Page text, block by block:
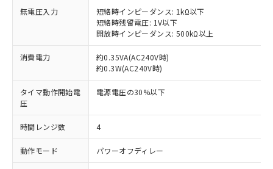
無電圧入力
短絡時インピーダンス: 1kΩ以下
短絡時残留電圧: 1V以下
開放時インピーダンス: 500kΩ以上
消費電力
約0.35VA(AC240V時)
約0.3W(AC240V時)
タイマ動作開始電
圧
電源電圧の30%以下
時間レンジ数 4
動作モード パワーオフディレー